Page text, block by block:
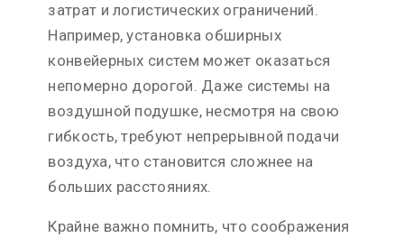
затрат и логистических ограничений.
Например, установка обширных
конвейерных систем может оказаться
непомерно дорогой. Даже системы на
воздушной подушке, несмотря на свою
гибкость, требуют непрерывной подачи
воздуха, что становится сложнее на
больших расстояниях.
Крайне важно помнить, что соображения